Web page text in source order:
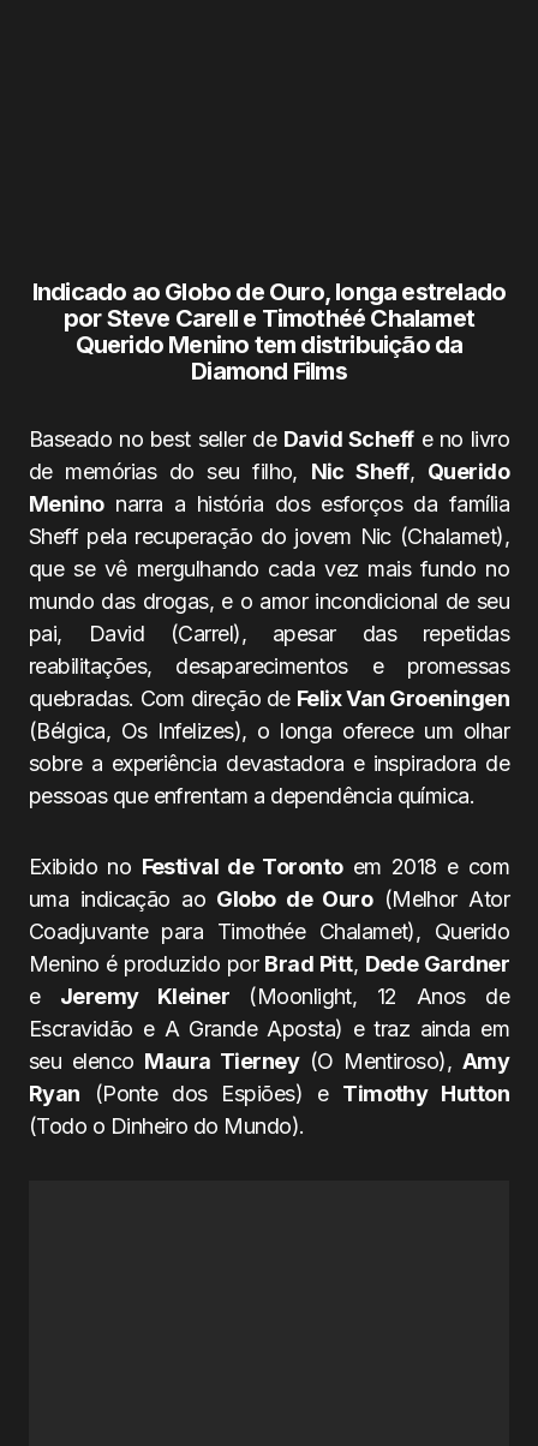
Indicado ao Globo de Ouro, longa estrelado
por Steve Carell e Timothéé Chalamet
Querido Menino tem distribuição da
Diamond Films
Baseado no best seller de David Scheffe no livro
de memórias do seu filho, Nic Sheff, Querido
Meninonarra a história dos esforços da família
Sheff pela recuperação do jovem Nic (Chalamet),
que se vê mergulhando cada vez mais fundo no
mundo das drogas, e o amor incondicional de seu
pai, David (Carrel), apesar das repetidas
reabilitações, desaparecimentos e promessas
quebradas. Com direção de Felix Van Groeningen
(Bélgica, Os Infelizes), o longa oferece um olhar
sobre a experiência devastadora e inspiradora de
pessoas que enfrentam a dependência química.
Exibido no Festival de Torontoem 2018 e com
uma indicação ao Globo de Ouro(Melhor Ator
Coadjuvante para Timothée Chalamet), Querido
Menino é produzido por Brad Pitt, Dede Gardner
e Jeremy Kleiner (Moonlight, 12 Anos de
Escravidão e A Grande Aposta) e traz ainda em
seu elenco Maura Tierney(O Mentiroso), Amy
Ryan (Ponte dos Espiões) e Timothy Hutton
(Todo o Dinheiro do Mundo).